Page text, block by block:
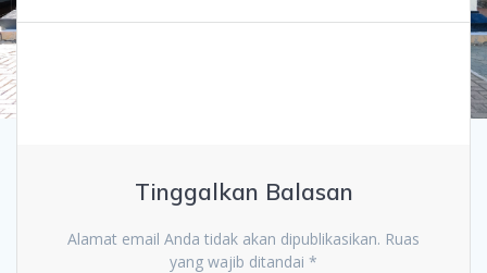
Tinggalkan Balasan
Alamat email Anda tidak akan dipublikasikan. Ruas
yang wajib ditandai *